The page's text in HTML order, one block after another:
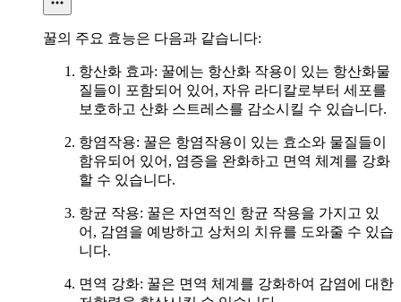
꿀의 주요 효능은 다음과 같습니다:
항산화 효과: 꿀에는 항산화 작용이 있는 항산화물
질들이 포함되어 있어, 자유 라디칼로부터 세포를
보호하고 산화 스트레스를 감소시킬 수 있습니다.
항염작용: 꿀은 항염작용이 있는 효소와 물질들이
함유되어 있어, 염증을 완화하고 면역 체계를 강화
할 수 있습니다.
항균 작용: 꿀은 자연적인 항균 작용을 가지고 있
어, 감염을 예방하고 상처의 치유를 도와줄 수 있습
니다.
면역 강화: 꿀은 면역 체계를 강화하여 감염에 대한